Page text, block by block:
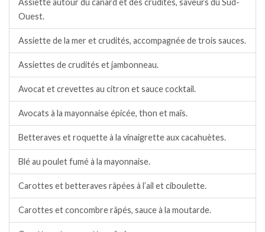
Ouest.
Assiette de la mer et crudités, accompagnée de trois sauces.
Assiettes de crudités et jambonneau.
Avocat et crevettes au citron et sauce cocktail.
Avocats à la mayonnaise épicée, thon et maïs.
Betteraves et roquette à la vinaigrette aux cacahuètes.
Blé au poulet fumé à la mayonnaise.
Carottes et betteraves râpées à l’ail et ciboulette.
Carottes et concombre râpés, sauce à la moutarde.